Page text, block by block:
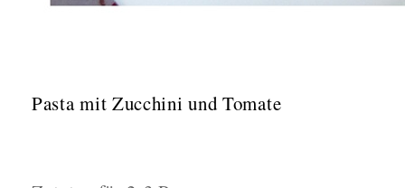
Pasta mit Zucchini und Tomate